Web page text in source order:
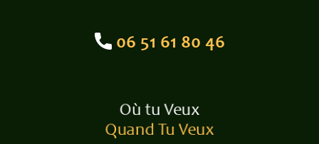
06 51 61 80 46
Où tu Veux
Quand Tu Veux